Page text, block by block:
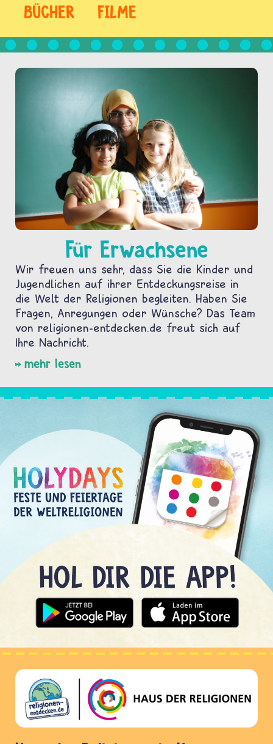
BÜCHER FILME
Für Erwachsene
Wir freuen uns sehr, dass Sie die Kinder und
Jugendlichen auf ihrer Entdeckungsreise in
die Welt der Religionen begleiten. Haben Sie
Fragen, Anregungen oder Wünsche? Das Team
von religionen-entdecken.de freut sich auf
Ihre Nachricht.
mehr lesen